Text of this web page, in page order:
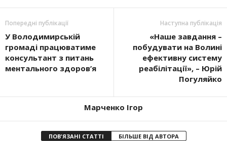
Попередні публікації
У Володимирській
громаді працюватиме
консультант з питань
ментального здоров’я
Наступна публікація
«Наше завдання –
побудувати на Волині
ефективну систему
реабілітації», – Юрій
Погуляйко
Марченко Ігор
ПОВ'ЯЗАНІ СТАТТІ БІЛЬШЕ ВІД АВТОРА